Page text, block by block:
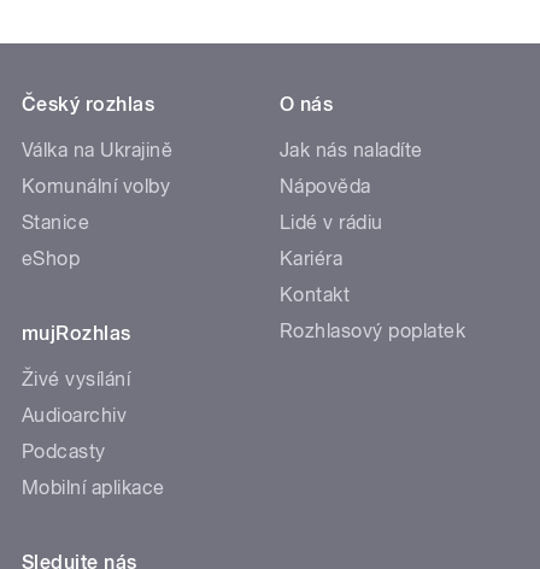
Český rozhlas
Válka na Ukrajině
Komunální volby
Stanice
eShop
mujRozhlas
Živé vysílání
Audioarchiv
Podcasty
Mobilní aplikace
O nás
Jak nás naladíte
Nápověda
Lidé v rádiu
Kariéra
Kontakt
Rozhlasový poplatek
Sledujte nás